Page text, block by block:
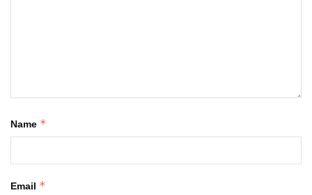
Name *
Email *